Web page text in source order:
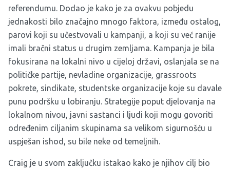
referendumu. Dodao je kako je za ovakvu pobjedu
jednakosti bilo značajno mnogo faktora, između ostalog,
parovi koji su učestvovali u kampanji, a koji su već ranije
imali bračni status u drugim zemljama. Kampanja je bila
fokusirana na lokalni nivo u cijeloj državi, oslanjala se na
političke partije, nevladine organizacije, grassroots
pokrete, sindikate, studentske organizacije koje su davale
punu podršku u lobiranju. Strategije poput djelovanja na
lokalnom nivou, javni sastanci i ljudi koji mogu govoriti
određenim ciljanim skupinama sa velikom sigurnošću u
uspješan ishod, su bile neke od temeljnih.
Craig je u svom zaključku istakao kako je njihov cilj bio